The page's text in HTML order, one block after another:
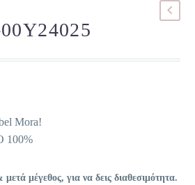
Mora!
100%
μέγεθος, για να δεις διαθεσιμότητα.